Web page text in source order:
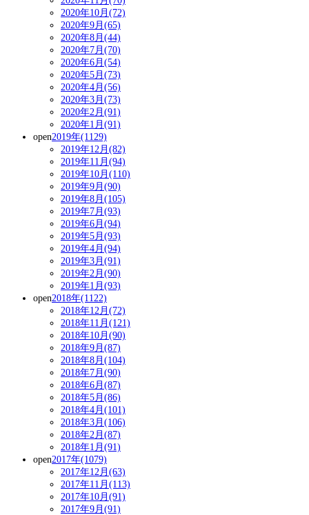
2020年10月(72)
2020年9月(65)
2020年8月(44)
2020年7月(70)
2020年6月(54)
2020年5月(73)
2020年4月(56)
2020年3月(73)
2020年2月(91)
2020年1月(91)
open2019年(1129)
2019年12月(82)
2019年11月(94)
2019年10月(110)
2019年9月(90)
2019年8月(105)
2019年7月(93)
2019年6月(94)
2019年5月(93)
2019年4月(94)
2019年3月(91)
2019年2月(90)
2019年1月(93)
open2018年(1122)
2018年12月(72)
2018年11月(121)
2018年10月(90)
2018年9月(87)
2018年8月(104)
2018年7月(90)
2018年6月(87)
2018年5月(86)
2018年4月(101)
2018年3月(106)
2018年2月(87)
2018年1月(91)
open2017年(1079)
2017年12月(63)
2017年11月(113)
2017年10月(91)
2017年9月(91)